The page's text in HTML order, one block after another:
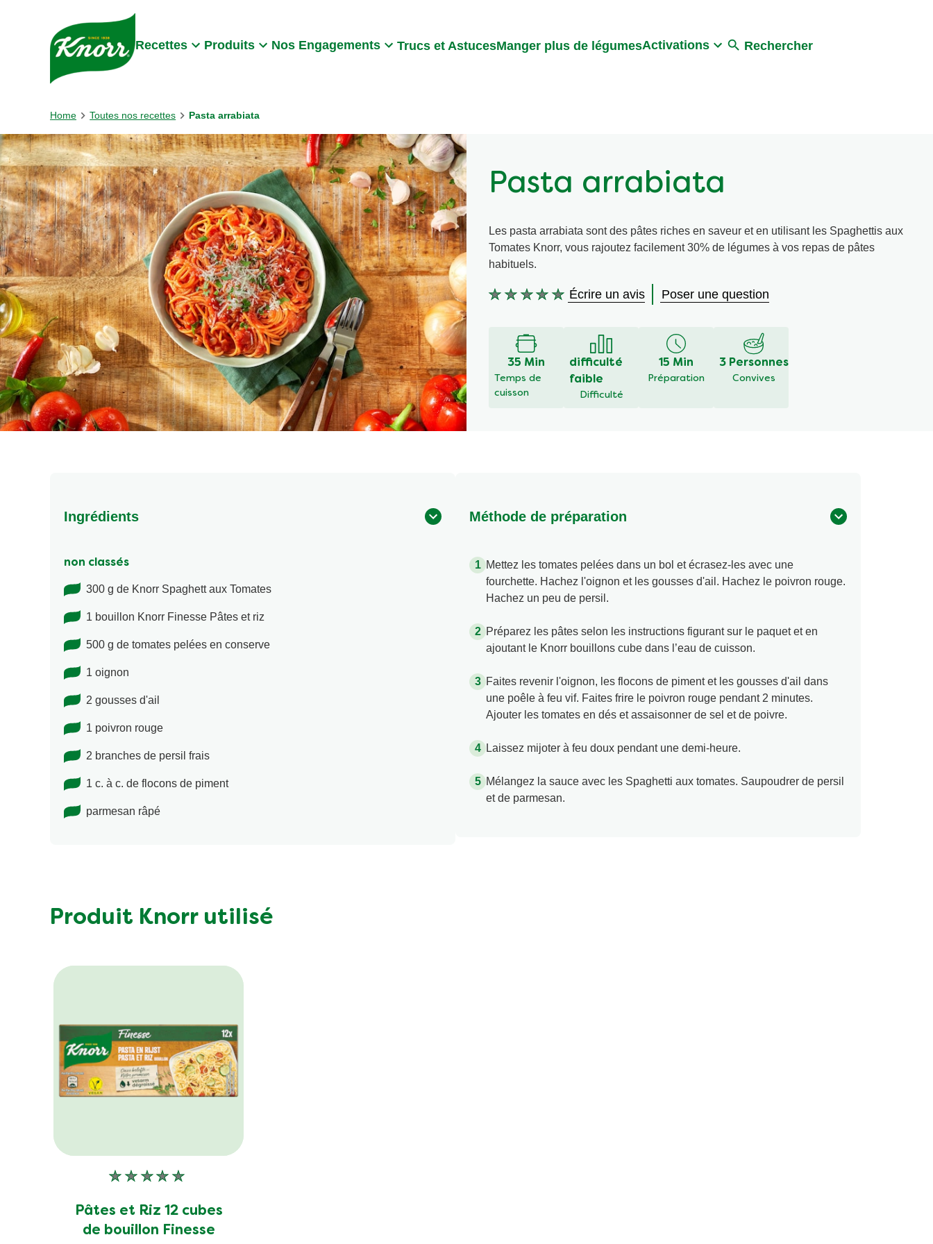
Skip to:
Recettes Produits Nos Engagements Trucs et AstucesManger plus de légumesActivations Rechercher
Home Toutes nos recettes Pasta arrabiata
Pasta arrabiata
Les pasta arrabiata sont des pâtes riches en saveur et en utilisant les Spaghettis aux
Tomates Knorr, vous rajoutez facilement 30% de légumes à vos repas de pâtes
habituels.
Aucune
recipe
Écrire un avis Poser une question
35 Min
Temps de
cuisson
difficulté
faible
Difficulté
15 Min
Préparation
3 Personnes
Convives
Ingrédients
non classés
300 g de Knorr Spaghett aux Tomates
1 bouillon Knorr Finesse Pâtes et riz
500 g de tomates pelées en conserve
1 oignon
2 gousses d'ail
1 poivron rouge
2 branches de persil frais
1 c. à c. de flocons de piment
parmesan râpé
Méthode de préparation
Mettez les tomates pelées dans un bol et écrasez-les avec une
fourchette. Hachez l'oignon et les gousses d'ail. Hachez le poivron rouge.
Hachez un peu de persil.
Préparez les pâtes selon les instructions figurant sur le paquet et en
ajoutant le Knorr bouillons cube dans l’eau de cuisson.
Faites revenir l'oignon, les flocons de piment et les gousses d'ail dans
une poêle à feu vif. Faites frire le poivron rouge pendant 2 minutes.
Ajouter les tomates en dés et assaisonner de sel et de poivre.
Laissez mijoter à feu doux pendant une demi-heure.
Mélangez la sauce avec les Spaghetti aux tomates. Saupoudrer de persil
et de parmesan.
Produit Knorr utilisé
Pâtes et Riz 12 cubes
de bouillon Finesse
Aucune
soumise
pour
ce